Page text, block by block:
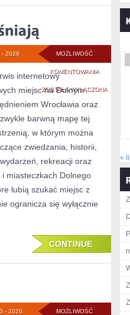
MOŻLIWOŚĆ
KOMENTOWANIA
ZOSTAŁA WYŁĄCZONA
- 2026
internetowy
miejsc na Dolnym
Wrocławia oraz
barwną mapę tej
w którym można
zwiedzania, historii,
rekreacji oraz
miasteczkach Dolnego
lubią szukać miejsc z
ogranicza się wyłącznie
CONTINUE
MOŻLIWOŚĆ
- 2026
«